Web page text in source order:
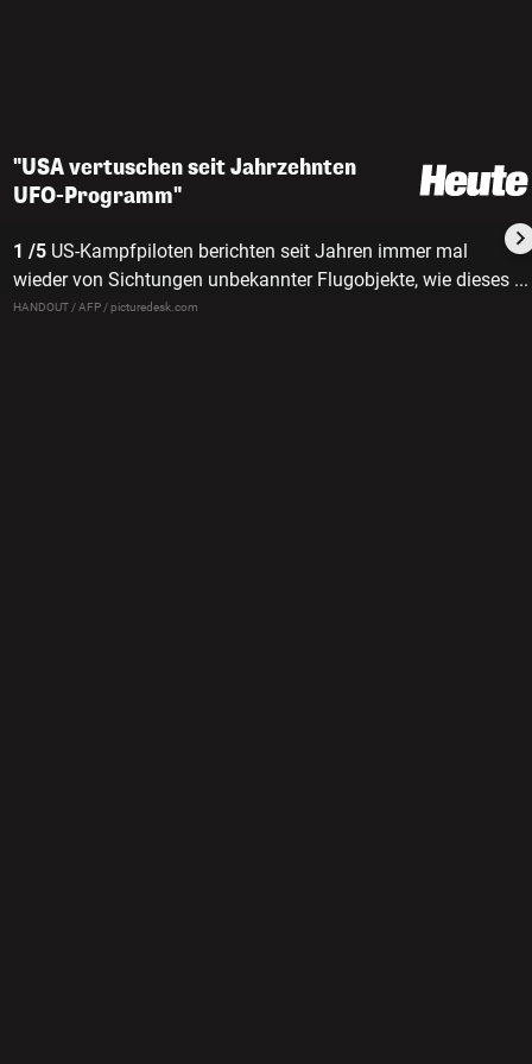
"USA vertuschen seit Jahrzehnten
UFO-Programm"
1 /5 US-Kampfpiloten berichten seit Jahren immer mal
wieder von Sichtungen unbekannter Flugobjekte, wie dieses
vom US-Verteidigungsministerium veröffentlichte Bild zeigt.
...
HANDOUT / AFP / picturedesk.com